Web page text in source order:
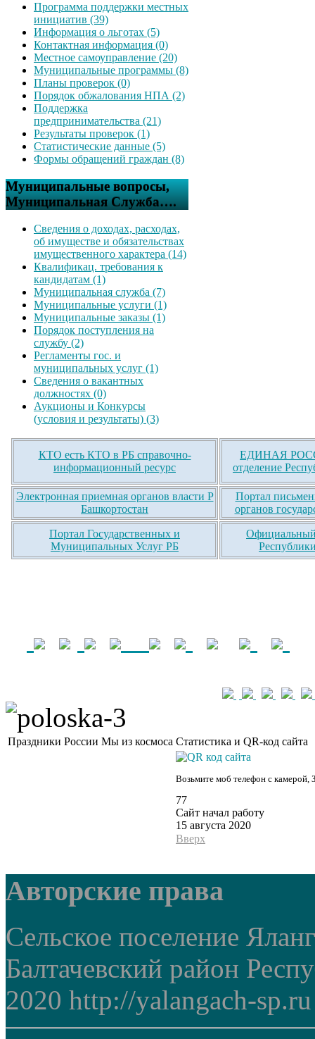
Программа поддержки местных
инициатив (39)
Информация о льготах (5)
Контактная информация (0)
Местное самоуправление (20)
Муниципальные программы (8)
Планы проверок (0)
Порядок обжалования НПА (2)
Поддержка
предпринимательства (21)
Результаты проверок (1)
Статистические данные (5)
Формы обращений граждан (8)
Муниципальные вопросы,
Муниципальная Служба….
Сведения о доходах, расходах,
об имуществе и обязательствах
имущественного характера (14)
Квалификац. требования к
кандидатам (1)
Муниципальная служба (7)
Муниципальные услуги (1)
Муниципальные заказы (1)
Порядок поступления на
службу (2)
Регламенты гос. и
муниципальных услуг (1)
Сведения о вакантных
должностях (0)
Аукционы и Конкурсы
(условия и результаты) (3)
КТО есть КТО в РБ справочно-
информационный ресурс
ЕДИНАЯ
отделение
Электронная приемная органов власти Р
Башкортостан
Портал
органов
Портал Государственных и
Муниципальных Услуг РБ
Официальный
Праздники России Мы из космоса Статистика и QR-код сайта
Возьмите моб телефон с камерой,
77
Сайт начал работу
15 августа 2020
Вверх
Авторские права
Сельское поселение
Балтачевский район
2020 http://yalangach-sp.ru